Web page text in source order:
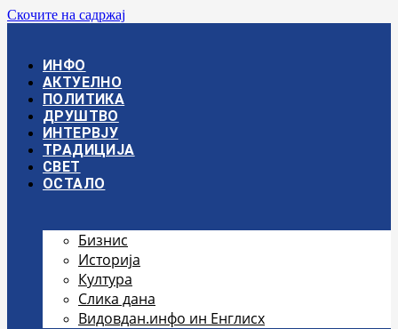
Скочите на садржај
ИНФО
АКТУЕЛНО
ПОЛИТИКА
ДРУШТВО
ИНТЕРВЈУ
ТРАДИЦИЈА
СВЕТ
ОСТАЛО
Бизнис
Историја
Култура
Слика дана
Видовдан.инфо ин Енглисх